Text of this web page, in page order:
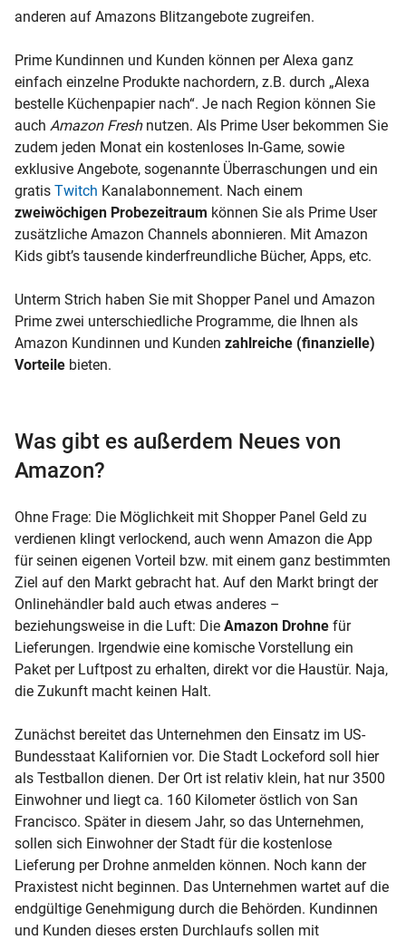
anderen auf Amazons Blitzangebote zugreifen.
Prime Kundinnen und Kunden können per Alexa ganz
einfach einzelne Produkte nachordern, z.B. durch „Alexa
bestelle Küchenpapier nach“. Je nach Region können Sie
auch Amazon Freshnutzen. Als Prime User bekommen Sie
zudem jeden Monat ein kostenloses In-Game, sowie
exklusive Angebote, sogenannte Überraschungen und ein
gratis Twitch Kanalabonnement. Nach einem
zweiwöchigen Probezeitraum können Sie als Prime User
zusätzliche Amazon Channels abonnieren. Mit Amazon
Kids gibt’s tausende kinderfreundliche Bücher, Apps, etc.
Unterm Strich haben Sie mit Shopper Panel und Amazon
Prime zwei unterschiedliche Programme, die Ihnen als
Amazon Kundinnen und Kunden zahlreiche (finanzielle)
Vorteile bieten.
Was gibt es außerdem Neues von
Amazon?
Ohne Frage: Die Möglichkeit mit Shopper Panel Geld zu
verdienen klingt verlockend, auch wenn Amazon die App
für seinen eigenen Vorteil bzw. mit einem ganz bestimmten
Ziel auf den Markt gebracht hat. Auf den Markt bringt der
Onlinehändler bald auch etwas anderes –
beziehungsweise in die Luft: Die Amazon Drohne für
Lieferungen. Irgendwie eine komische Vorstellung ein
Paket per Luftpost zu erhalten, direkt vor die Haustür. Naja,
die Zukunft macht keinen Halt.
Zunächst bereitet das Unternehmen den Einsatz im US-
Bundesstaat Kalifornien vor. Die Stadt Lockeford soll hier
als Testballon dienen. Der Ort ist relativ klein, hat nur 3500
Einwohner und liegt ca. 160 Kilometer östlich von San
Francisco. Später in diesem Jahr, so das Unternehmen,
sollen sich Einwohner der Stadt für die kostenlose
Lieferung per Drohne anmelden können. Noch kann der
Praxistest nicht beginnen. Das Unternehmen wartet auf die
endgültige Genehmigung durch die Behörden. Kundinnen
und Kunden dieses ersten Durchlaufs sollen mit